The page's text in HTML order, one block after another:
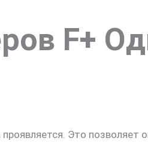
F+
Это